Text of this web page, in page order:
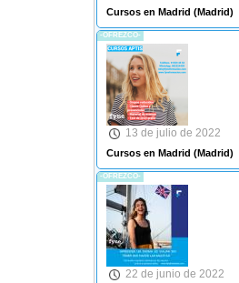
Cursos en Madrid (Madrid)
-OFREZCO-
13 de julio de 2022
Cursos en Madrid (Madrid)
-OFREZCO-
22 de junio de 2022